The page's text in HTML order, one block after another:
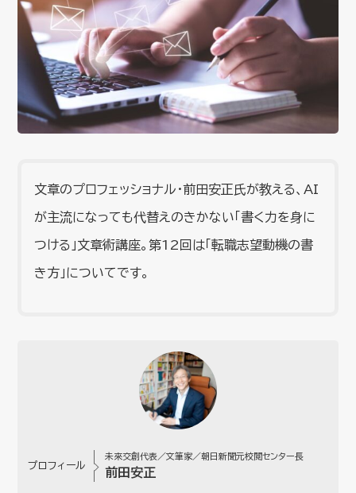
文章のプロフェッショナル・前田安正氏が教える、AI
が主流になっても代替えのきかない「書く力を身に
つける」文章術講座。第12回は「転職志望動機の書
き方」についてです。
プロフィール
未來交創代表／文筆家／朝日新聞元校閲センター長
前田安正